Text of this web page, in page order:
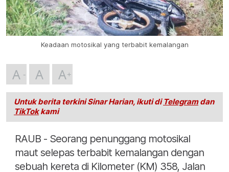
Keadaan motosikal yang terbabit kemalangan
A A A
Untuk berita terkini Sinar Harian, ikuti di Telegramdan
TikTokkami
RAUB - Seorang penunggang motosikal
maut selepas terbabit kemalangan dengan
sebuah kereta di Kilometer (KM) 358, Jalan